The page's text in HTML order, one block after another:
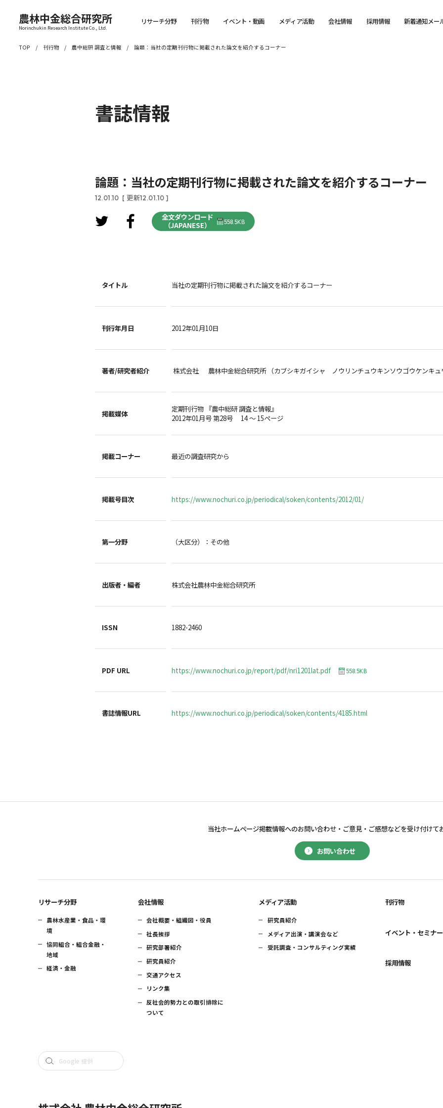
農林中金総合研究所
Norinchukin Research Institute Co., Ltd.
リサーチ分野 刊行物 イベント・動画 メディア活動 会社情報 採用情報 新着通知メー
TOP 刊行物 農中総研 調査と情報 論題：当社の定期刊行物に掲載された論文を紹介するコーナー
書誌情報
論題：当社の定期刊行物に掲載された論文を紹介するコーナー
12.01.10 [ 更新12.01.10 ]
全文ダウンロード
（JAPANESE）
558.5KB
タイトル 当社の定期刊行物に掲載された論文を紹介するコーナー
刊行年月日 2012年01月10日
著者/研究者紹介 株式会社 農林中金総合研究所 （カブシキガイシャ ノウリンチュウキンソウゴウケンキュ
掲載媒体
定期刊行物 『農中総研 調査と情報』
2012年01月号 第28号 14 ～ 15ページ
掲載コーナー 最近の調査研究から
掲載号目次 https://www.nochuri.co.jp/periodical/soken/contents/2012/01/
第一分野 （大区分）：その他
出版者・編者 株式会社農林中金総合研究所
ISSN 1882-2460
PDF URL https://www.nochuri.co.jp/report/pdf/nri1201lat.pdf 558.5KB
書誌情報URL https://www.nochuri.co.jp/periodical/soken/contents/4185.html
お問い合わせ
当社ホームページ掲載情報へのお問い合わせ・ ご意見・ご感想などを受け付けて
リサーチ分野
農林水産業・食品・環
境
協同組合・組合金融・
地域
経済・金融
会社情報
会社概要・組織図・役員
社長挨拶
研究部署紹介
研究員紹介
交通アクセス
リンク集
反社会的勢力との取引排除に
ついて
メディア活動
研究員紹介
メディア出演・講演会など
受託調査・コンサルティング実績
刊行物
イベント・セミナー
採用情報